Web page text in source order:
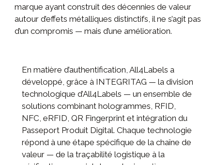
marque ayant construit des décennies de valeur
autour d’effets métalliques distinctifs, il ne s’agit pas
d’un compromis — mais d’une amélioration.
En matière d’authentification, All4Labels a
développé, grâce à INTEGRITAG — la division
technologique d’All4Labels — un ensemble de
solutions combinant hologrammes, RFID,
NFC, eRFID, QR Fingerprint et intégration du
Passeport Produit Digital. Chaque technologie
répond à une étape spécifique de la chaîne de
valeur — de la traçabilité logistique à la